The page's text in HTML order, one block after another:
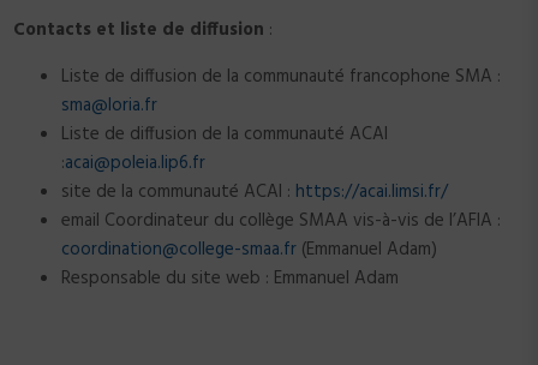
Contacts et liste de diffusion :
Liste de diffusion de la communauté francophone SMA :
sma@loria.fr
Liste de diffusion de la communauté ACAI
:acai@poleia.lip6.fr
site de la communauté ACAI : https://acai.limsi.fr/
email Coordinateur du collège SMAA vis-à-vis de l’AFIA :
coordination@college-smaa.fr (Emmanuel Adam)
Responsable du site web : Emmanuel Adam